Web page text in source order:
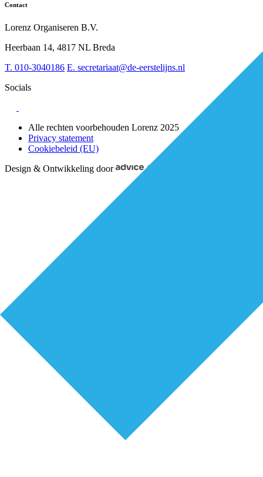
Over BiancAI
Digitalisering
Leiderschap & samenwerking
Sociaal domein
Contact
Lorenz Organiseren B.V.
Heerbaan 14, 4817 NL Breda
T. 010-3040186 E. secretariaat@de-eerstelijns.nl
Socials
Alle rechten voorbehouden Lorenz 2025
Privacy statement
Cookiebeleid (EU)
Design & Ontwikkeling door